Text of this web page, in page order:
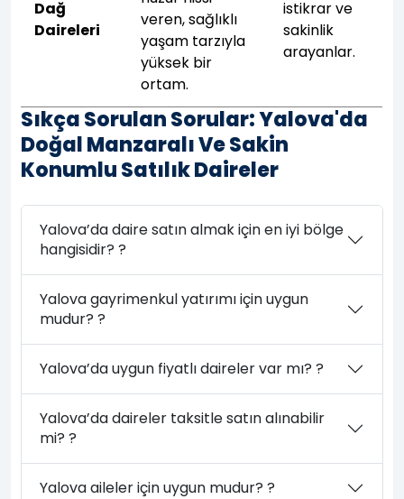
Dağ
Daireleri
veren, sağlıklı
yaşam tarzıyla
yüksek bir
ortam.
istikrar ve
sakinlik
arayanlar.
Sıkça Sorulan Sorular: Yalova'da
Doğal Manzaralı Ve Sakin
Konumlu Satılık Daireler
Yalova’da daire satın almak için en iyi bölge
hangisidir? ?
Yalova gayrimenkul yatırımı için uygun
mudur? ?
Yalova’da uygun fiyatlı daireler var mı? ?
Yalova’da daireler taksitle satın alınabilir
mi? ?
Yalova aileler için uygun mudur? ?